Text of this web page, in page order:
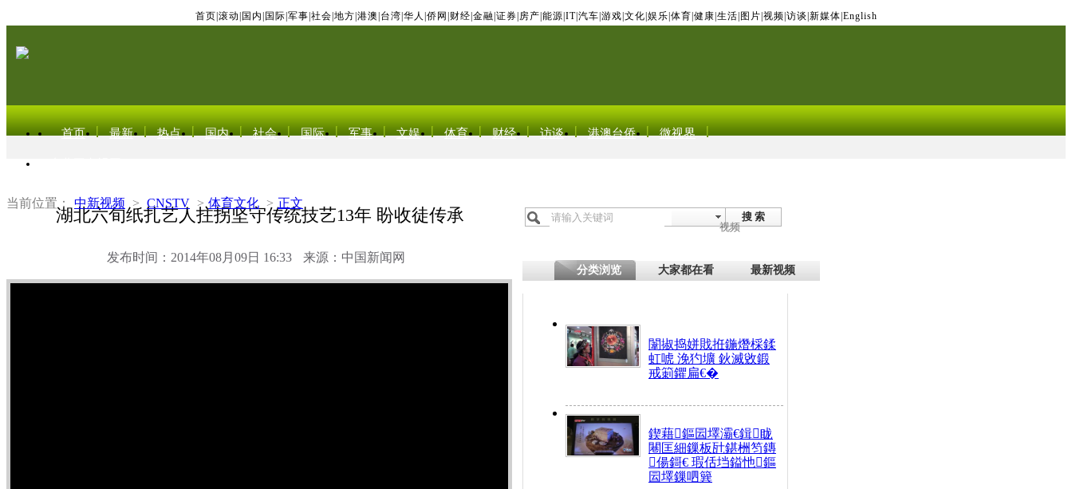
首页 滚动 国内 国际 军事 社会 地方 港澳 台湾 华人 侨网 财经 金融 证券 房产 能源 IT| 汽车 游戏 文化 娱乐 体育 健康 生活 图片 视频 访谈 新媒体 English
首页 最新 热点 国内 社会 国际 军事 文娱 体育 财经 访谈 港澳台侨 微视界
当前位置： 中新视频 > CNSTV > 体育文化 > 正文
湖北六旬纸扎艺人拄拐坚守传统技艺13年 盼收徒传承
发布时间：2014年08月09日 16:33 来源：中国新闻网
搜 索
视频
分类浏览 大家都在看 最新视频
闈掓捣姘戝拰鍦熸棌鍒
虹唬 浼犳壙 鈥滅敓鍛
戒箣鑺扁€�
鍥藉鏂囩墿灞€鍓眬
闀匡細鏁板瓧鍖栦笉鏄
偒鎶€ 瑕佸垱鎰忚鏂
囩墿鏁呬簨